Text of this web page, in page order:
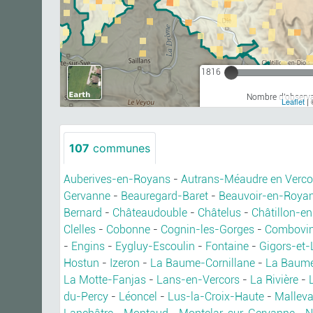
1816
Nombre Leaflet|
107 communes
Auberives-en-Royans - Autrans-Méaudre en
Gervanne - Beauregard-Baret - Beauvoir-en-
Bernard - Châteaudouble - Châtelus - Châtillon-
Clelles - Cobonne - Cognin-les-Gorges -
- Engins - Eygluy-Escoulin - Fontaine - Gigors-et-
Hostun - Izeron - La Baume-Cornillane - La
La Motte-Fanjas - Lans-en-Vercors - La Rivière -
du-Percy - Léoncel - Lus-la-Croix-Haute -